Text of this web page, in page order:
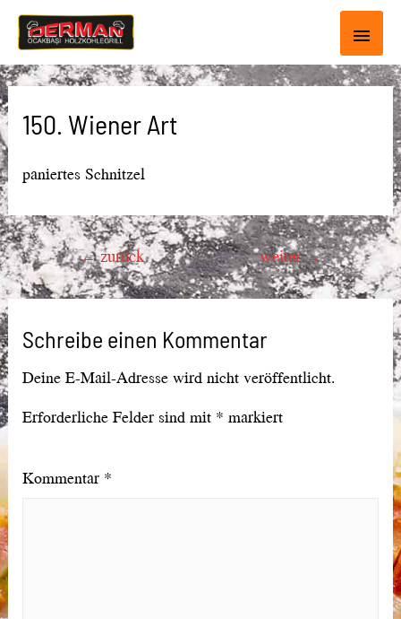
150. Wiener Art
paniertes Schnitzel
Beitragsnavigation
←zurück weiter→
Schreibe einen Kommentar
Deine E-Mail-Adresse wird nicht veröffentlicht.
Erforderliche Felder sind mit * markiert
Kommentar *